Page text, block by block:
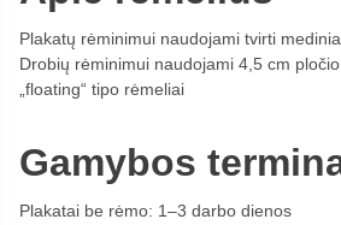
Plakatų rėminimui naudojami tvirti
Drobių rėminimui naudojami 4,5 cm
„floating“ tipo rėmeliai
Gamybos
Plakatai be rėmo: 1–3 darbo dienos